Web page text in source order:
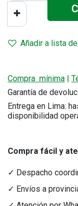
Añadir a lista
Compra mínima |
Garantía de
Entrega en Lima:
disponibilidad
Compra fácil y
✓ Despacho
✓ Envíos a